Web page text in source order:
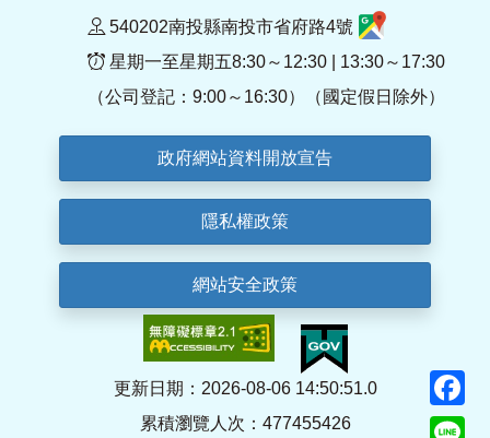
540202南投縣南投市省府路4號
星期一至星期五8:30～12:30 | 13:30～17:30
（公司登記：9:00～16:30）（國定假日除外）
政府網站資料開放宣告
隱私權政策
網站安全政策
更新日期：2026-08-06 14:50:51.0
累積瀏覽人次：477455426